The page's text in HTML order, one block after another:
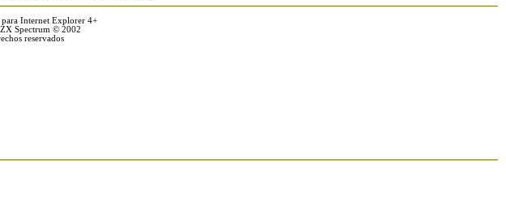
Internet Explorer 4+
ZX Spectrum © 2002
reservados